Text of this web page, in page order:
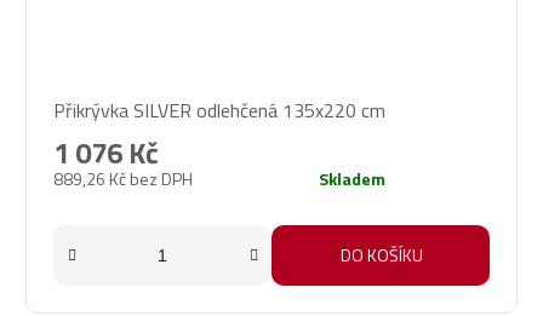
Přikrývka SILVER odlehčená 135x220 cm
889,26 Kč bez DPH
1 076 Kč
Skladem
DO KOŠÍKU